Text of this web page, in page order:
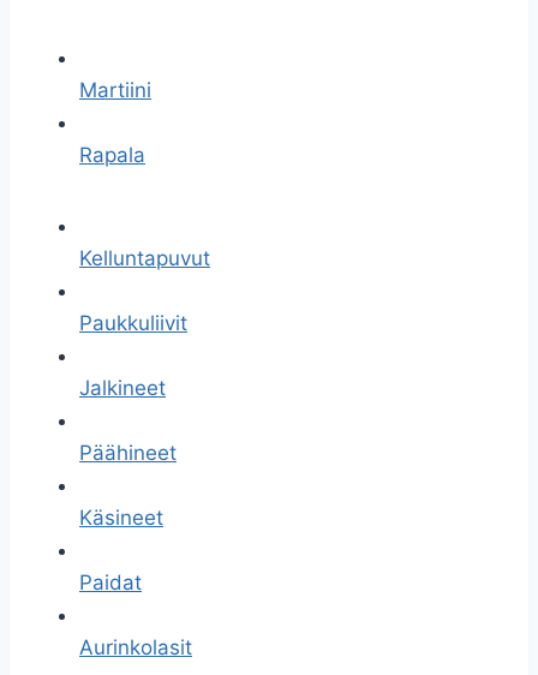
Martiini
Rapala
Kelluntapuvut
Paukkuliivit
Jalkineet
Päähineet
Käsineet
Paidat
Aurinkolasit